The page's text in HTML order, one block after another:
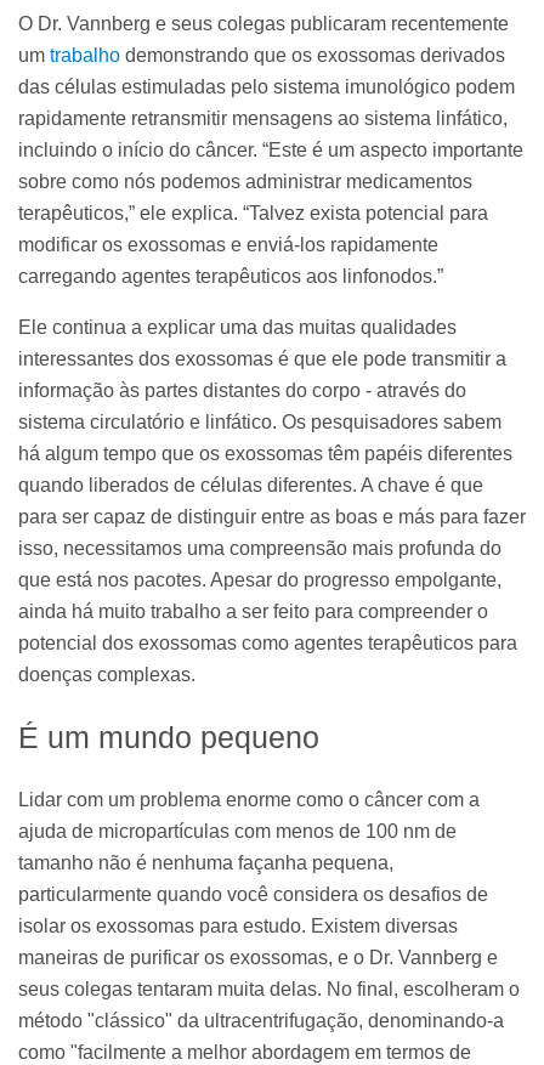
O Dr. Vannberg e seus colegas publicaram recentemente
um trabalho demonstrando que os exossomas derivados
das células estimuladas pelo sistema imunológico podem
rapidamente retransmitir mensagens ao sistema linfático,
incluindo o início do câncer. “Este é um aspecto importante
sobre como nós podemos administrar medicamentos
terapêuticos,” ele explica. “Talvez exista potencial para
modificar os exossomas e enviá-los rapidamente
carregando agentes terapêuticos aos linfonodos.”
Ele continua a explicar uma das muitas qualidades
interessantes dos exossomas é que ele pode transmitir a
informação às partes distantes do corpo - através do
sistema circulatório e linfático. Os pesquisadores sabem
há algum tempo que os exossomas têm papéis diferentes
quando liberados de células diferentes. A chave é que
para ser capaz de distinguir entre as boas e más para fazer
isso, necessitamos uma compreensão mais profunda do
que está nos pacotes. Apesar do progresso empolgante,
ainda há muito trabalho a ser feito para compreender o
potencial dos exossomas como agentes terapêuticos para
doenças complexas.
É um mundo pequeno
Lidar com um problema enorme como o câncer com a
ajuda de micropartículas com menos de 100 nm de
tamanho não é nenhuma façanha pequena,
particularmente quando você considera os desafios de
isolar os exossomas para estudo. Existem diversas
maneiras de purificar os exossomas, e o Dr. Vannberg e
seus colegas tentaram muita delas. No final, escolheram o
método "clássico" da ultracentrifugação, denominando-a
como "facilmente a melhor abordagem em termos de